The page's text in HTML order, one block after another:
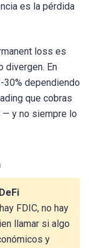
es la pérdida
loss es
divergen. En
dependiendo
que cobras
— y no siempre lo
FDIC, no hay
llamar si algo
y